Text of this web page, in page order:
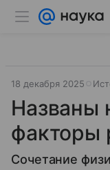
18 декабря 2025
Названы
факторы
Сочетание